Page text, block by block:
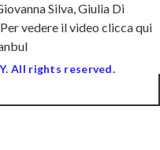
Silva, Giulia Di
vedere il video clicca qui
All rights reserved.